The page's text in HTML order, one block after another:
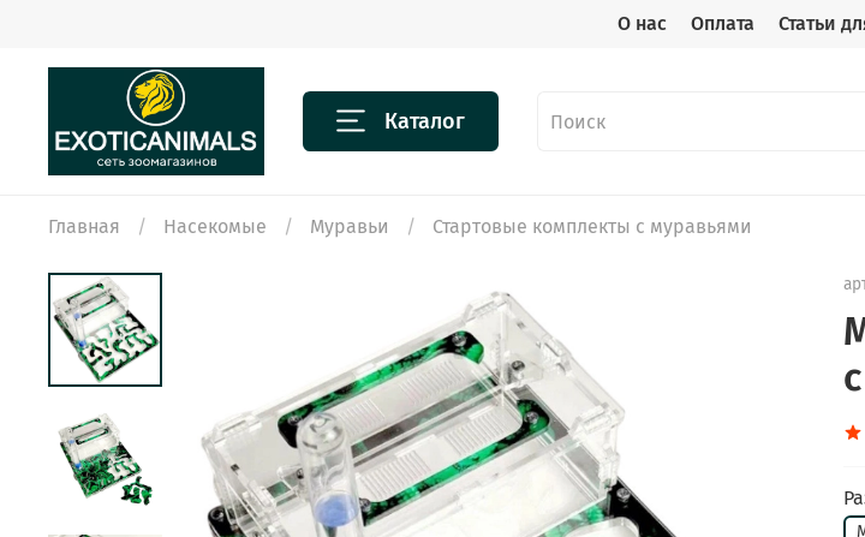
О нас Оплата Статьи
Каталог
Главная Насекомые Муравьи Стартовые комплекты с муравьями